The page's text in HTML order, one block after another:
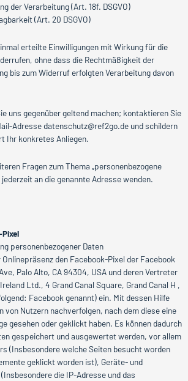
der Verarbeitung (Art. 18f. DSGVO)
(Art. 20 DSGVO)
erteilte Einwilligungen mit Wirkung für die
ohne dass die Rechtmäßigkeit der
bis zum Widerruf erfolgten Verarbeitung davon
uns gegenüber geltend machen; kontaktieren Sie
Adresse datenschutz@ref2go.de und schildern
Ihr konkretes Anliegen.
Fragen zum Thema „personenbezogene
jederzeit an die genannte Adresse wenden.
personenbezogener Daten
den Facebook-Pixel der Facebook
Palo Alto, CA 94304, USA und deren Vertreter
Ltd., 4 Grand Canal Square, Grand Canal H ,
Facebook genannt) ein. Mit dessen Hilfe
von Nutzern nachverfolgen, nach dem diese eine
gesehen oder geklickt haben. Es können dadurch
gespeichert und ausgewertet werden, vor allem
(Insbesondere welche Seiten besucht worden
geklickt worden ist), Geräte- und
die IP-Adresse und das